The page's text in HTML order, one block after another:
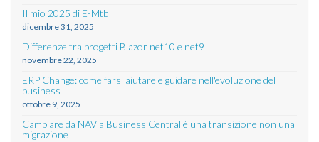
Il mio 2025 di E-Mtb
dicembre 31, 2025
Differenze tra progetti Blazor net10 e net9
novembre 22, 2025
ERP Change: come farsi aiutare e guidare nell'evoluzione del
business
ottobre 9, 2025
Cambiare da NAV a Business Central è una transizione non una
migrazione